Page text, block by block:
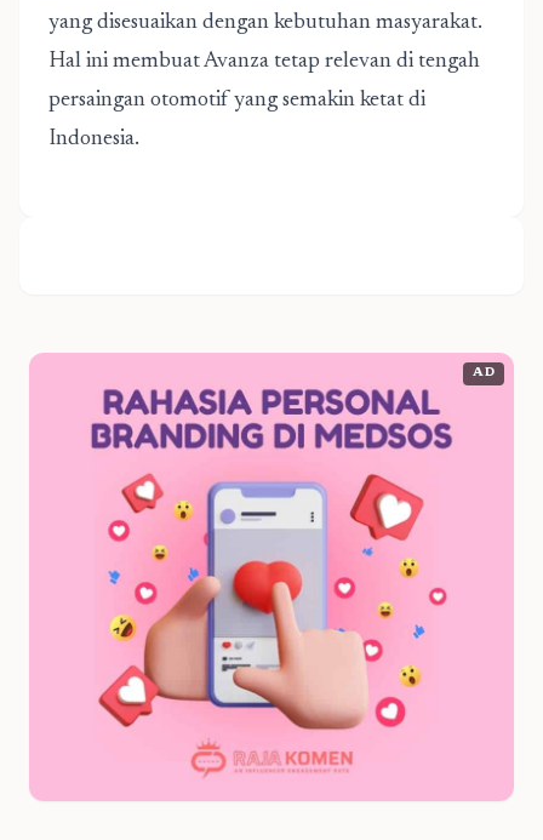
yang disesuaikan dengan kebutuhan masyarakat.
Hal ini membuat Avanza tetap relevan di tengah
persaingan otomotif yang semakin ketat di
Indonesia.
AD